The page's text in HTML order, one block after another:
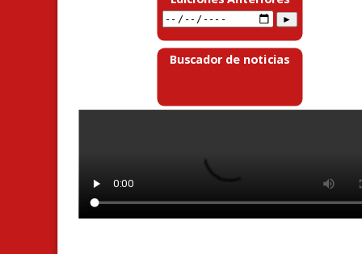
Buscador de noticias